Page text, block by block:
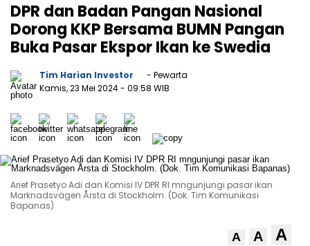
DPR dan Badan Pangan Nasional
Dorong KKP Bersama BUMN Pangan
Buka Pasar Ekspor Ikan ke Swedia
Tim Harian Investor
- Pewarta
Kamis, 23 Mei 2024- 09:58 WIB
Arief Prasetyo Adi dan Komisi IV DPR RI mngunjungi pasar ikan
Marknadsvägen Årsta di Stockholm. (Dok. Tim Komunikasi
Bapanas)
A A A